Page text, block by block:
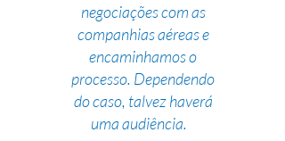
negociações com as
companhias aéreas e
encaminhamos o
processo. Dependendo
do caso, talvez haverá
uma audiência.